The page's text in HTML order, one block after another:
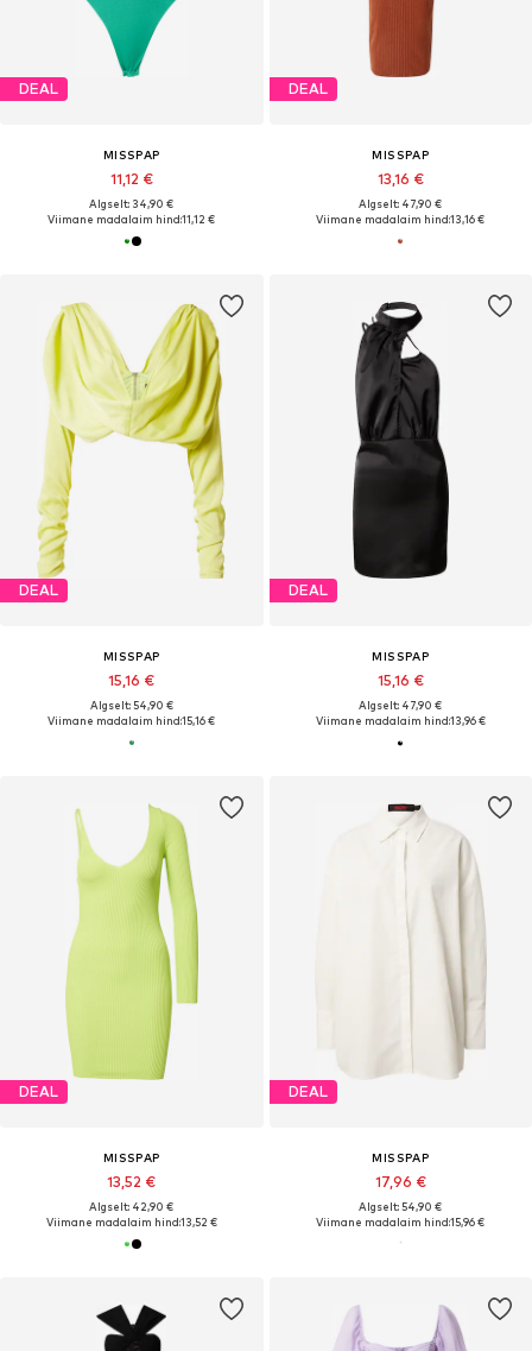
DEAL
MISSPAP
11,12 €
Algselt: 34,90 €
Viimane madalaim hind:11,12 €
DEAL
MISSPAP
13,16 €
Algselt: 47,90 €
Viimane madalaim hind:13,16 €
DEAL
MISSPAP
15,16 €
Algselt: 54,90 €
Viimane madalaim hind:15,16 €
DEAL
MISSPAP
15,16 €
Algselt: 47,90 €
Viimane madalaim hind:13,96 €
DEAL
MISSPAP
13,52 €
Algselt: 42,90 €
Viimane madalaim hind:13,52 €
DEAL
MISSPAP
17,96 €
Algselt: 54,90 €
Viimane madalaim hind:15,96 €